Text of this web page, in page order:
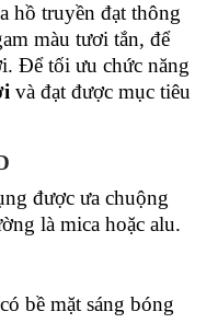
hồ truyền đạt thông
màu tươi tắn, để
Để tối ưu chức năng
và đạt được mục tiêu
được ưa chuộng
là mica hoặc alu.
bề mặt sáng bóng